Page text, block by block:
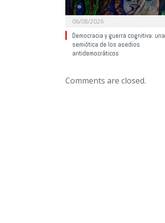
06/08/2026
Democracia y guerra cognitiva: una
semiótica de los asedios
antidemocráticos
Comments are closed.